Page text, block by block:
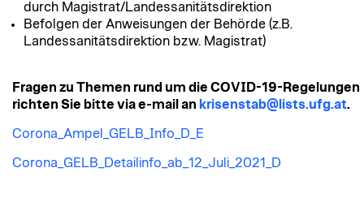
durch Magistrat/Landessanitätsdirektion
Befolgen der Anweisungen der Behörde (z.B.
Landessanitätsdirektion bzw. Magistrat)
Fragen zu Themen rund um die COVID-19-Regelungen
richten Sie bitte via e-mail an krisenstab@lists.ufg.at.
Corona_Ampel_GELB_Info_D_E
Corona_GELB_Detailinfo_ab_12_Juli_2021_D